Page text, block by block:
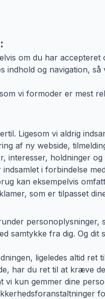
om du har accepteret
og navigation, så
vi formoder er mest
Ligesom vi aldrig
af ny webside,
interesser, holdninger
i forbindelse
kan eksempelvis
som er tilpasset
personoplysninger,
samtykke fra dig. Og dit
ligeledes altid ret
har du ret til at kræve
kun gemmer dine